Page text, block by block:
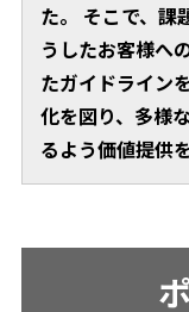
た。 そこで、課
うしたお客様へ
たガイドライン
化を図り、多様
るよう価値提供